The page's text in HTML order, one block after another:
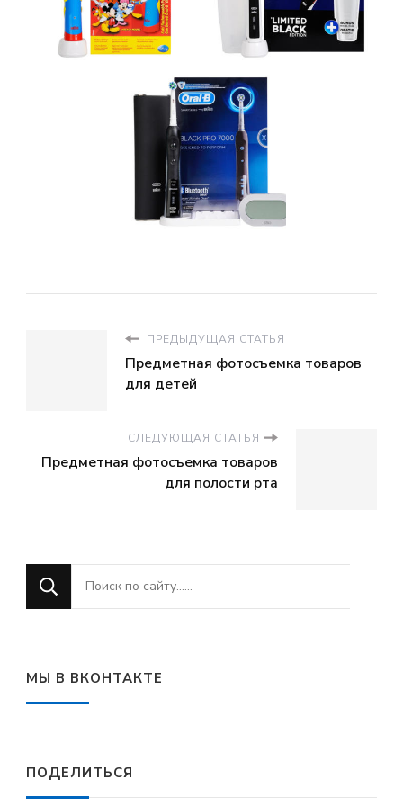
ПРЕДЫДУЩАЯ СТАТЬЯ
Предметная фотосъемка товаров
для детей
СЛЕДУЮЩАЯ СТАТЬЯ
Предметная фотосъемка товаров
для полости рта
Ищите
что-
МЫ В ВКОНТАКТЕ
ПОДЕЛИТЬСЯ